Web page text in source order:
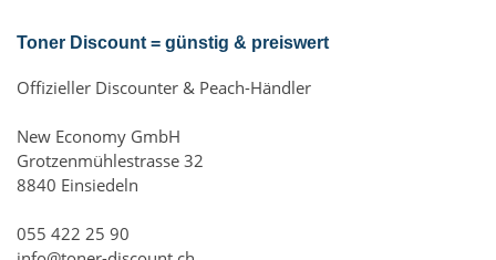
Toner Discount = günstig & preiswert
Offizieller Discounter & Peach-Händler
New Economy GmbH
Grotzenmühlestrasse 32
8840 Einsiedeln
055 422 25 90